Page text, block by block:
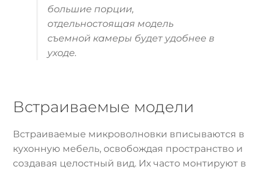
большие порции,
отдельностоящая модель
съемной камеры будет удобнее в
уходе.
Встраиваемые модели
Встраиваемые микроволновки вписываются в
кухонную мебель, освобождая пространство и
создавая целостный вид. Их часто монтируют в